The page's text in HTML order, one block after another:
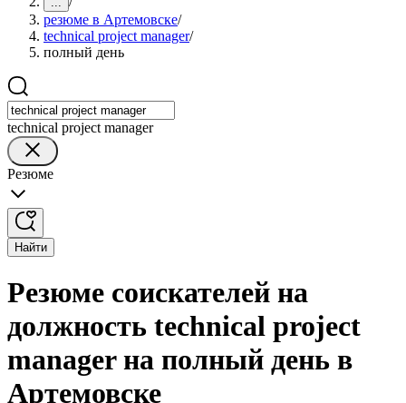
резюме в Артемовске/
technical project manager/
полный день
technical project manager
Резюме
Найти
Резюме соискателей на
должность technical project
manager на полный день в
Артемовске